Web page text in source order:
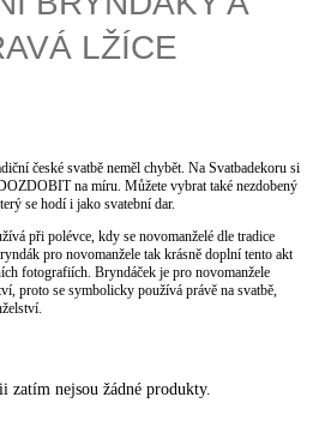
LŽÍCE
české svatbě neměl chybět. Na Svatbadekoru si
na míru. Můžete vybrat také nezdobený
se hodí i jako svatební dar.
při polévce, kdy se novomanželé dle tradice
pro novomanžele tak krásně doplní tento akt
fotografiích. Bryndáček je pro novomanžele
proto se symbolicky používá právě na svatbě,
zatím nejsou žádné produkty.